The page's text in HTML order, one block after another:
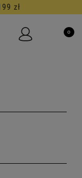
zł